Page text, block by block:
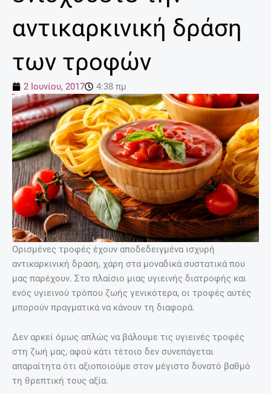
αντικαρκινική δράση
των τροφών
2 Ιουνίου, 2017 4:38 πμ
Ορισμένες τροφές έχουν αποδεδειγμένα ισχυρή
αντικαρκινική δράση, χάρη στα μοναδικά συστατικά που
μας παρέχουν. Στο πλαίσιο μιας υγιεινής διατροφής και
ενός υγιεινού τρόπου ζωής γενικότερα, οι τροφές αυτές
μπορούν πραγματικά να κάνουν τη διαφορά.
Δεν αρκεί όμως απλώς να βάλουμε τις υγιεινές τροφές
στη ζωή μας, αφού κάτι τέτοιο δεν συνεπάγεται
απαραίτητα ότι αξιοποιούμε στον μέγιστο δυνατό βαθμό
τη θρεπτική τους αξία.